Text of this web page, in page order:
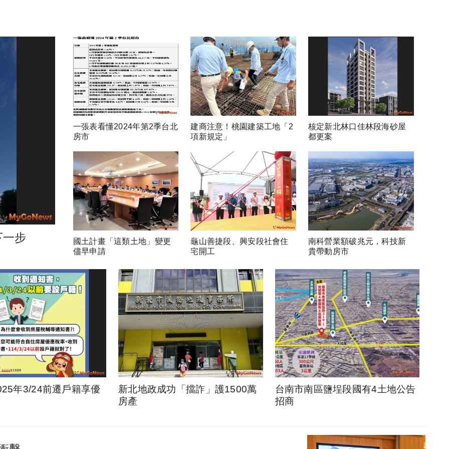
步
一張表看懂2024年第2季台北
房市
建商注意！桃園建築工地「2
項新規定」
核定新北林口佳林段海砂屋
都更案
國土計畫「這類土地」變更
儘早申請
龜山善捷段、興安段社會住
宅開工
南科營業額破兆元，科技新
貴帶動房市
年3/24前遷戶籍享優
新北地政成功「擋詐」護1500萬
房產
台南市南區鹽埕段國有4土地公告
招商